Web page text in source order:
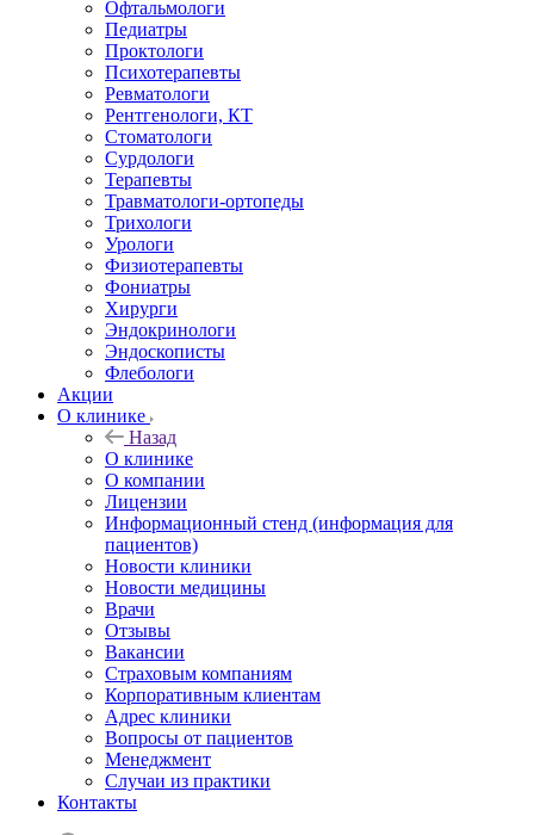
Офтальмологи
Педиатры
Проктологи
Психотерапевты
Ревматологи
Рентгенологи, КТ
Стоматологи
Сурдологи
Терапевты
Травматологи-ортопеды
Трихологи
Урологи
Физиотерапевты
Фониатры
Хирурги
Эндокринологи
Эндоскописты
Флебологи
Акции
О клинике
Назад
О клинике
О компании
Лицензии
Информационный стенд (информация для
пациентов)
Новости клиники
Новости медицины
Врачи
Отзывы
Вакансии
Страховым компаниям
Корпоративным клиентам
Адрес клиники
Вопросы от пациентов
Менеджмент
Случаи из практики
Контакты